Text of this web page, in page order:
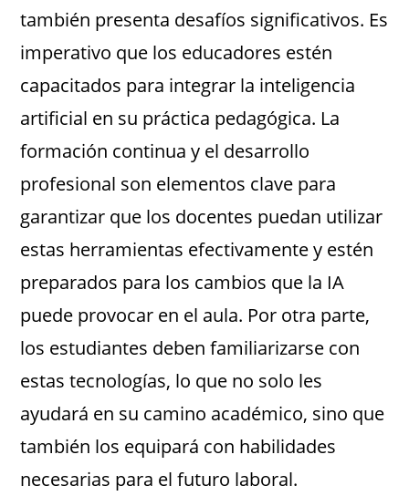
también presenta desafíos significativos. Es
imperativo que los educadores estén
capacitados para integrar la inteligencia
artificial en su práctica pedagógica. La
formación continua y el desarrollo
profesional son elementos clave para
garantizar que los docentes puedan utilizar
estas herramientas efectivamente y estén
preparados para los cambios que la IA
puede provocar en el aula. Por otra parte,
los estudiantes deben familiarizarse con
estas tecnologías, lo que no solo les
ayudará en su camino académico, sino que
también los equipará con habilidades
necesarias para el futuro laboral.